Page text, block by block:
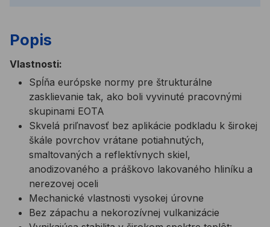
Popis
Vlastnosti:
Spĺňa európske normy pre štrukturálne
zasklievanie tak, ako boli vyvinuté pracovnými
skupinami EOTA
Skvelá priľnavosť bez aplikácie podkladu k širokej
škále povrchov vrátane potiahnutých,
smaltovaných a reflektívnych skiel,
anodizovaného a práškovo lakovaného hliníku a
nerezovej oceli
Mechanické vlastnosti vysokej úrovne
Bez zápachu a nekorozívnej vulkanizácie